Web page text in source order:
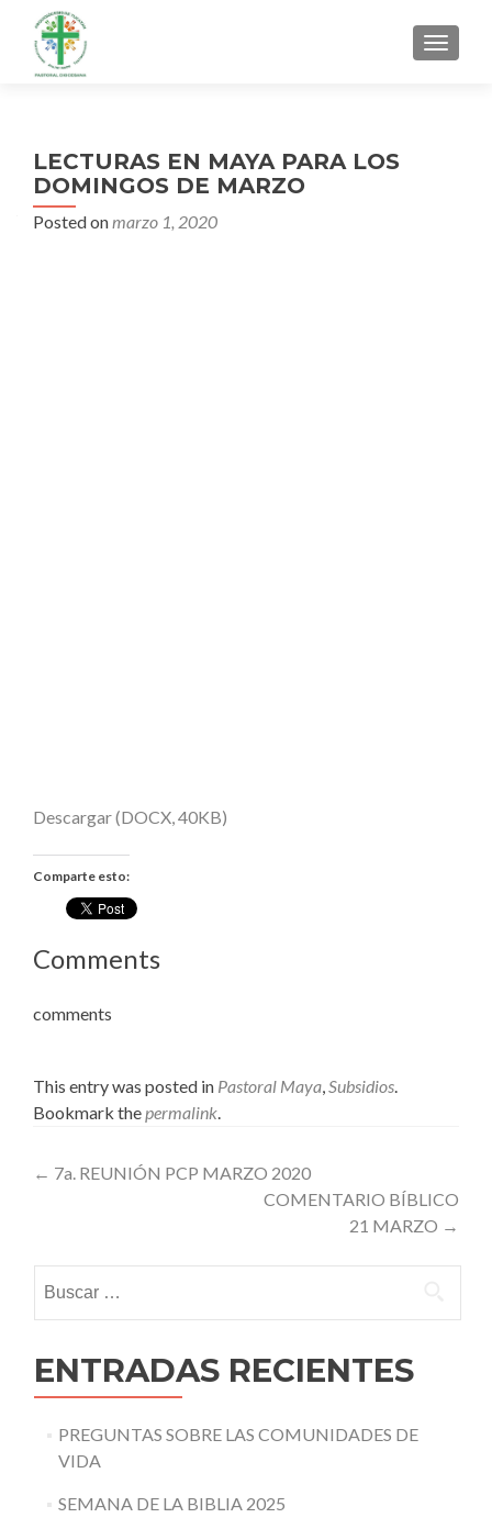
MENU
LECTURAS EN MAYA PARA LOS
DOMINGOS DE MARZO
Posted onmarzo 1, 2020
Descargar (DOCX, 40KB)
Comparte esto:
Comments
comments
This entry was posted in Pastoral Maya,Subsidios.
Bookmark thepermalink.
Post
← 7a. REUNIÓN PCP MARZO 2020
COMENTARIO BÍBLICO
21 MARZO →
ENTRADAS RECIENTES
PREGUNTAS SOBRE LAS COMUNIDADES DE
VIDA
SEMANA DE LA BIBLIA 2025